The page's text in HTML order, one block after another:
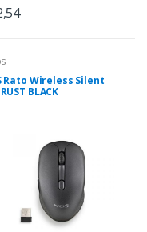
Rato Wireless Silent
BLACK